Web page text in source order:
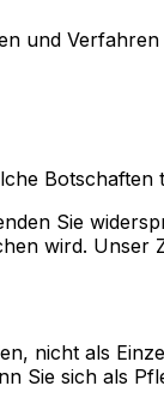
und
Sie
wird. Unser
nicht als
Sie sich als